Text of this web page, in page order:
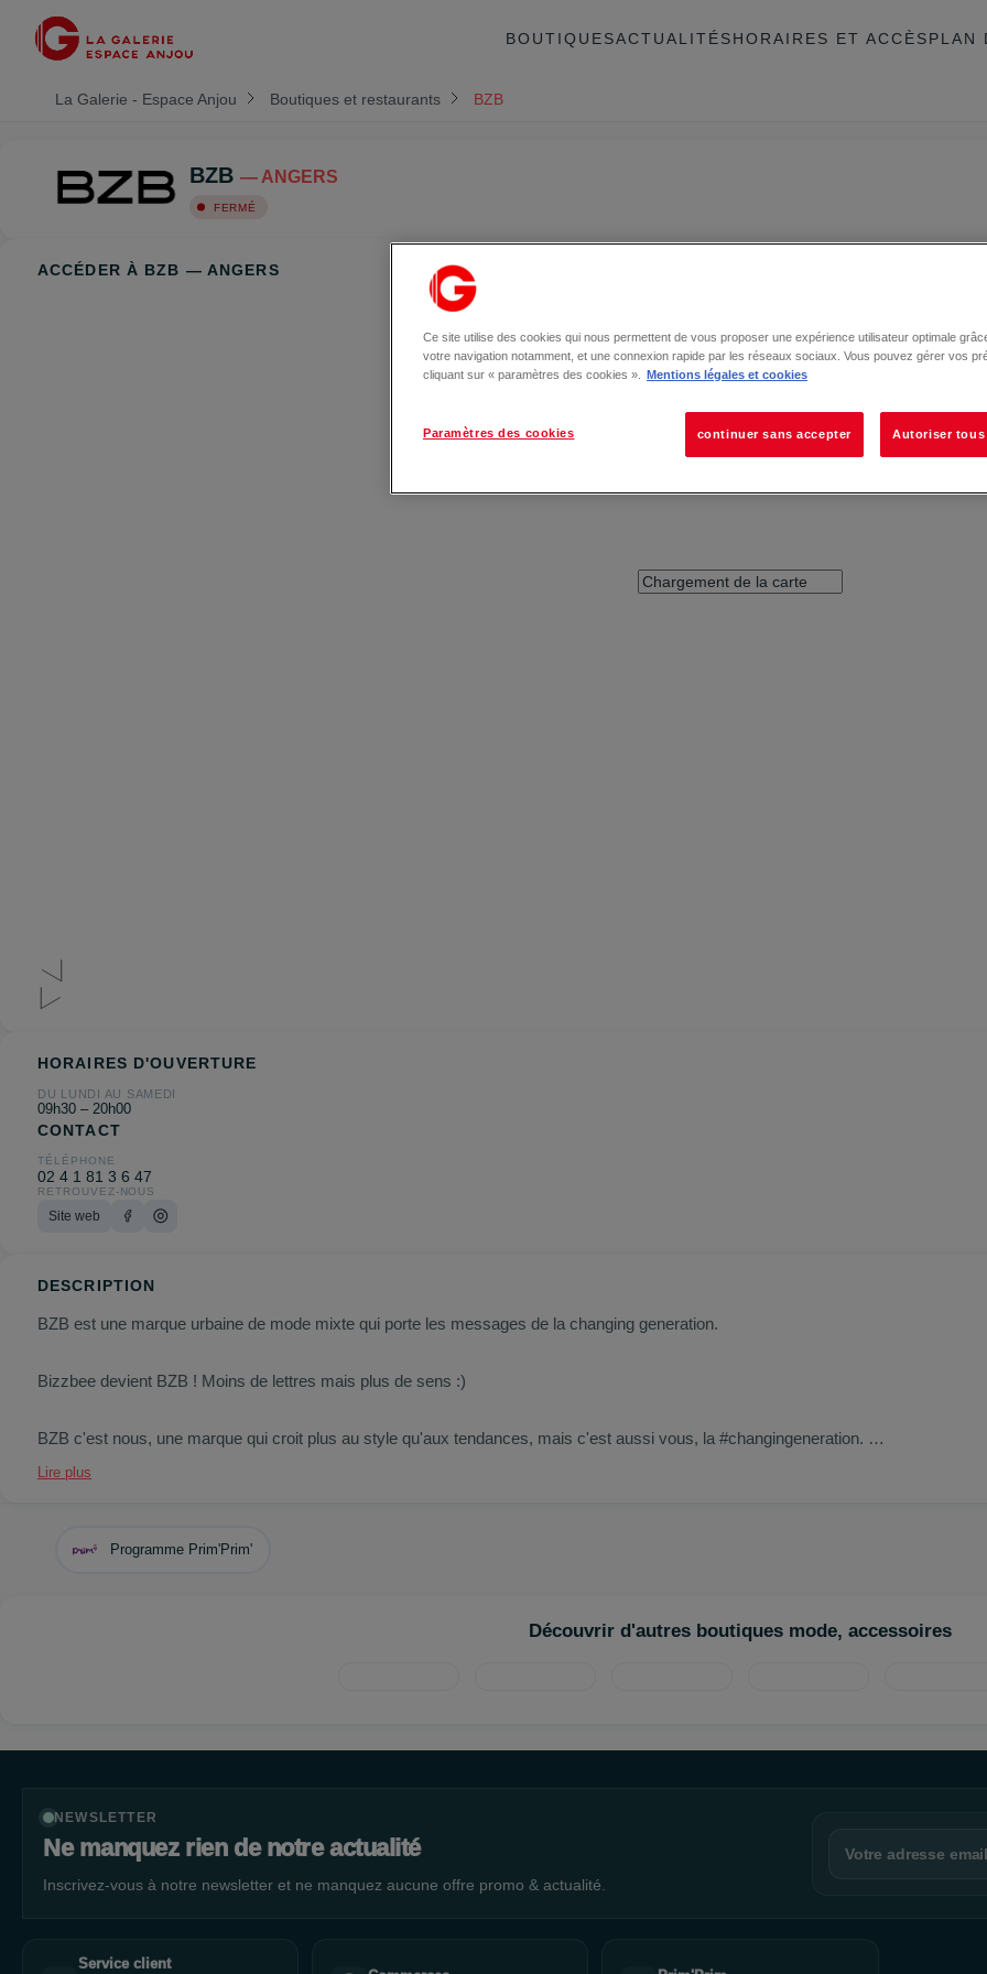
BOUTIQUESACTUALITÉSHORAIRES ET ACCÈSPLAN
La Galerie - Espace Anjou Boutiques et restaurants BZB
BZB — ANGERS
FERMÉ
ACCÉDER À BZB — ANGERS
HORAIRES D'OUVERTURE
DU LUNDI AU SAMEDI
09h30 – 20h00
CONTACT
TÉLÉPHONE
02 4 1 81 3 6 47
RETROUVEZ-NOUS
Site web
DESCRIPTION
BZB est une marque urbaine de mode mixte qui porte les messages de la changing generation.
Bizzbee devient BZB ! Moins de lettres mais plus de sens :)
BZB c'est nous, une marque qui croit plus au style qu'aux tendances, mais c'est aussi vous, la #changingeneration.
Et comme vous, on a compris que parler c'est easy mais agir aussi.
PArce que BZB au-dela d'être une marque, c'est un collectif.
Lire plus
Programme Prim'Prim'
Découvrir d'autres boutiques mode, accessoires
NEWSLETTER
Ne manquez rien de notre actualité
Inscrivez-vous à notre newsletter et ne manquez aucune offre promo & actualité.
Service client
Ce site utilise des cookies qui nous permettent de vous proposer une expérience utilisateur optimale
votre navigation notamment, et une connexion rapide par les réseaux sociaux. Vous pouvez gérer vos
cliquant sur « paramètres des cookies ».
Mentions légales et cookies
Paramètres des cookies continuer sans accepter Autoriser